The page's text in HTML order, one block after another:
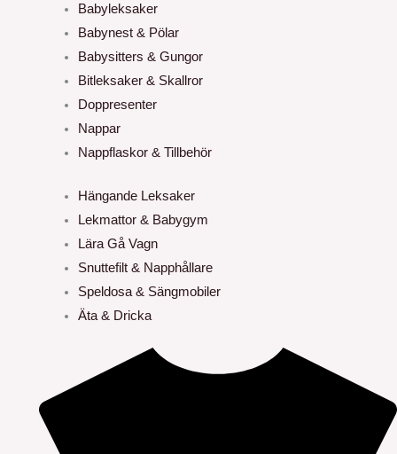
Babyleksaker
Babynest & Pölar
Babysitters & Gungor
Bitleksaker & Skallror
Doppresenter
Nappar
Nappflaskor & Tillbehör
Hängande Leksaker
Lekmattor & Babygym
Lära Gå Vagn
Snuttefilt & Napphållare
Speldosa & Sängmobiler
Äta & Dricka